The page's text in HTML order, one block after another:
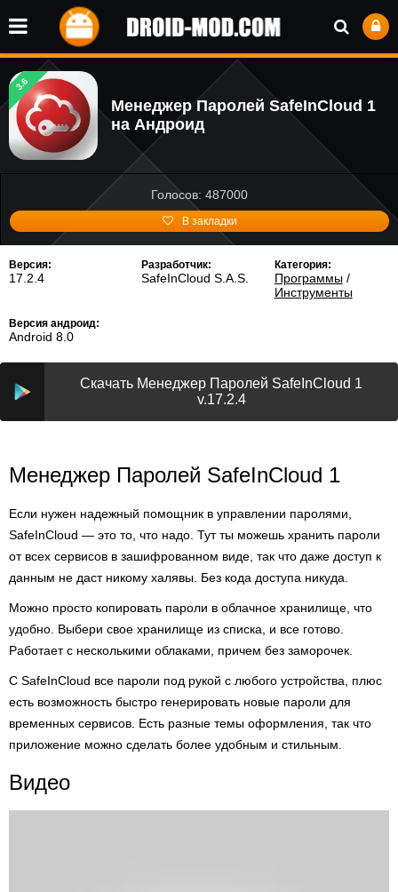
3.6
Менеджер Паролей SafeInCloud 1
на Андроид
Голосов: 487000
В закладки
Версия:
17.2.4
Разработчик:
SafeInCloud S.A.S.
Категория:
Программы/
Инструменты
Версия андроид:
Android 8.0
Скачать Менеджер Паролей SafeInCloud 1
v.17.2.4
Менеджер Паролей SafeInCloud 1
Если нужен надежный помощник в управлении паролями,
SafeInCloud — это то, что надо. Тут ты можешь хранить пароли
от всех сервисов в зашифрованном виде, так что даже доступ к
данным не даст никому халявы. Без кода доступа никуда.
Можно просто копировать пароли в облачное хранилище, что
удобно. Выбери свое хранилище из списка, и все готово.
Работает с несколькими облаками, причем без заморочек.
С SafeInCloud все пароли под рукой с любого устройства, плюс
есть возможность быстро генерировать новые пароли для
временных сервисов. Есть разные темы оформления, так что
приложение можно сделать более удобным и стильным.
Видео